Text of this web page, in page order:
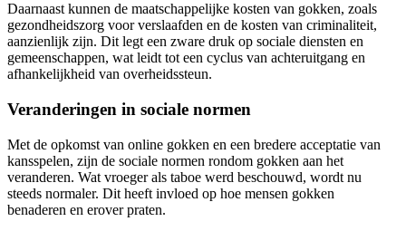
Daarnaast kunnen de maatschappelijke kosten van gokken, zoals
gezondheidszorg voor verslaafden en de kosten van criminaliteit,
aanzienlijk zijn. Dit legt een zware druk op sociale diensten en
gemeenschappen, wat leidt tot een cyclus van achteruitgang en
afhankelijkheid van overheidssteun.
Veranderingen in sociale normen
Met de opkomst van online gokken en een bredere acceptatie van
kansspelen, zijn de sociale normen rondom gokken aan het
veranderen. Wat vroeger als taboe werd beschouwd, wordt nu
steeds normaler. Dit heeft invloed op hoe mensen gokken
benaderen en erover praten.